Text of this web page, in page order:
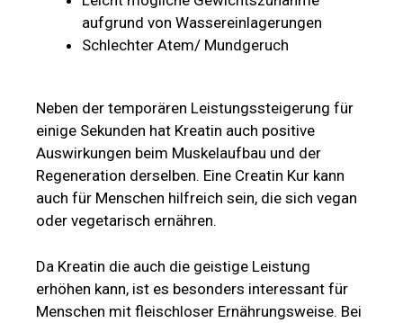
aufgrund von Wassereinlagerungen
Schlechter Atem/ Mundgeruch
Neben der temporären Leistungssteigerung für
einige Sekunden hat Kreatin auch positive
Auswirkungen beim Muskelaufbau und der
Regeneration derselben. Eine Creatin Kur kann
auch für Menschen hilfreich sein, die sich vegan
oder vegetarisch ernähren.
Da Kreatin die auch die geistige Leistung
erhöhen kann, ist es besonders interessant für
Menschen mit fleischloser Ernährungsweise. Bei